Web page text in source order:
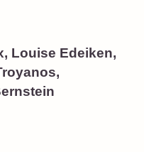
Louise Edeiken,